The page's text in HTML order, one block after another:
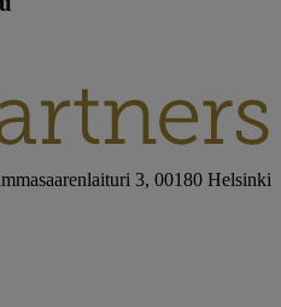
3, 00180 Helsinki